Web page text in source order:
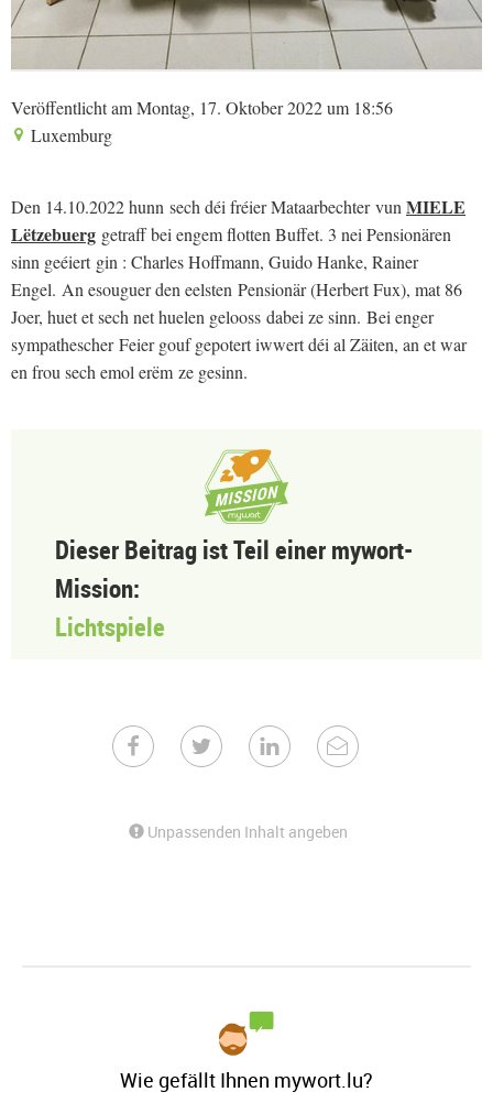
Veröffentlicht am Montag, 17. Oktober 2022 um 18:56
Luxemburg
Den 14.10.2022 hunn sech déi fréier Mataarbechter vun MIELE
Lëtzebuerg getraff bei engem flotten Buffet. 3 nei Pensionären
sinn geéiert gin : Charles Hoffmann, Guido Hanke, Rainer
Engel. An esouguer den eelsten Pensionär (Herbert Fux), mat 86
Joer, huet et sech net huelen gelooss dabei ze sinn. Bei enger
sympathescher Feier gouf gepotert iwwert déi al Zäiten, an et war
en frou sech emol erëm ze gesinn.
Dieser Beitrag ist Teil einer mywort-
Mission:
Lichtspiele
Unpassenden Inhalt angeben
Wie gefällt Ihnen mywort.lu?